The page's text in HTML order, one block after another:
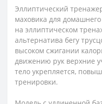
Эллиптический
маховика для
на эллиптическом
альтернатива бегу
высоком сжигании
движению рук верхние
тело укрепляется,
тренировки.